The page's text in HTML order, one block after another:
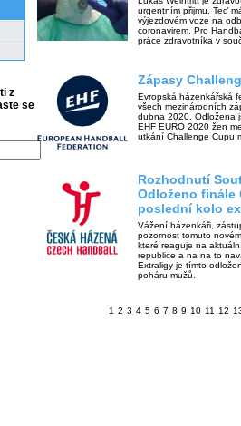
z
se
urgentním přijmu. Teď
výjezdovém voze na
coronavirem. Pro
práce zdravotníka v
Zápasy
Evropská házenkářská
všech mezinárodních
dubna 2020. Odložena
EHF EURO 2020 žen
utkání Challenge Cupu
Rozhodnutí
Odloženo finále
poslední kolo
Vážení házenkáři,
pozornost tomuto
které reaguje na
republice a na na to
Extraligy je tímto
poháru mužů.
1 2 3 4 5 6 7 8 9 10 11 12